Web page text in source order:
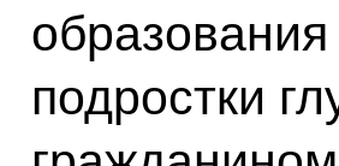
подростки